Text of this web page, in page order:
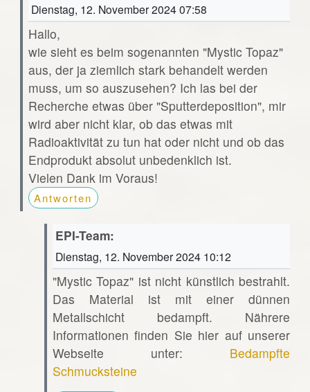
Dienstag, 12. November 2024 07:58
Hallo,
wie sieht es beim sogenannten "Mystic Topaz"
aus, der ja ziemlich stark behandelt werden
muss, um so auszusehen? Ich las bei der
Recherche etwas über "Sputterdeposition", mir
wird aber nicht klar, ob das etwas mit
Radioaktivität zu tun hat oder nicht und ob das
Endprodukt absolut unbedenklich ist.
Vielen Dank im Voraus!
Antworten
EPI-Team:
Dienstag, 12. November 2024 10:12
"Mystic Topaz" ist nicht künstlich bestrahlt.
Das Material ist mit einer dünnen
Metallschicht bedampft. Nährere
Informationen finden Sie hier auf unserer
Webseite unter: Bedampfte
Schmucksteine